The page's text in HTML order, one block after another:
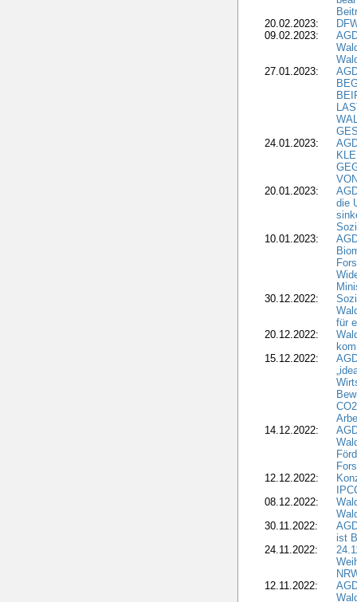
20.02.2023:
09.02.2023:
27.01.2023:
24.01.2023:
20.01.2023:
die
10.01.2023:
30.12.2022:
für
20.12.2022:
15.12.2022:
14.12.2022:
12.12.2022:
08.12.2022:
30.11.2022:
ist
24.11.2022:
12.11.2022: